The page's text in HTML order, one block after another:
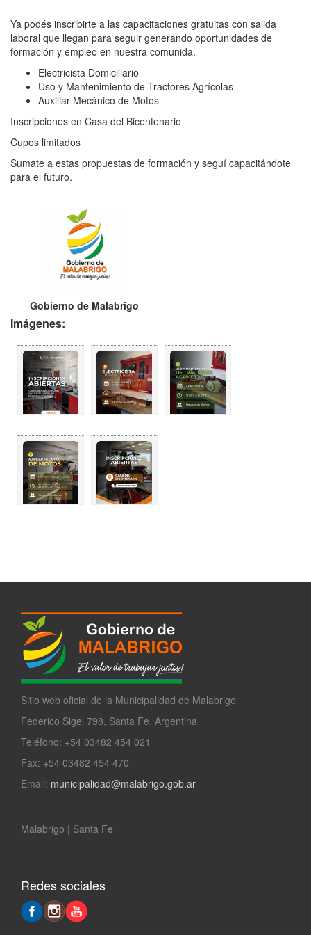
Ya podés inscribirte a las capacitaciones gratuitas con salida
laboral que llegan para seguir generando oportunidades de
formación y empleo en nuestra comunida.
Electricista Domiciliario
Uso y Mantenimiento de Tractores Agrícolas
Auxiliar Mecánico de Motos
Inscripciones en Casa del Bicentenario
Cupos limitados
Sumate a estas propuestas de formación y seguí capacitándote
para el futuro.
Gobierno de Malabrigo
Imágenes:
Sitio web oficial de la Municipalidad de Malabrigo
Federico Sigel 798, Santa Fe. Argentina
Teléfono: +54 03482 454 021
Fax: +54 03482 454 470
Email: municipalidad@malabrigo.gob.ar
Malabrigo | Santa Fe
Redes sociales